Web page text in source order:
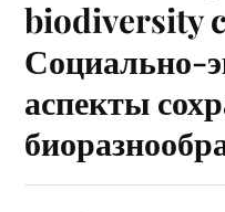
biodiversity
Социально-
аспекты